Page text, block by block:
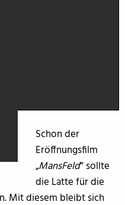
Schon der
Eröffnungsfilm
„MansFeld“ sollte
die Latte für die
Mit diesem bleibt sich